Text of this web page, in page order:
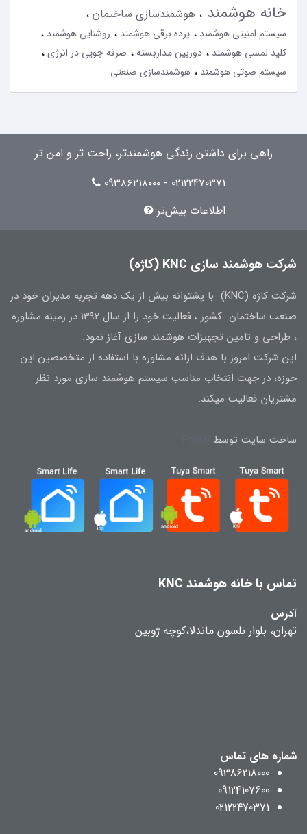
خانه هوشمند هوشمندسازی ساختمان
سیستم امنیتی هوشمند پرده برقی هوشمند
روشنایی هوشمند
کلید لمسی هوشمند
دوربین مداربسته
صرفه جویی در انرژی
سیستم صوتی هوشمند
هوشمندسازی صنعتی
راهی برای داشتن زندگی هوشمندتر، راحت تر و امن تر
02122470371 - 09۳۸۶۲۱۸۰۰۰
اطلاعات بیش‌تر
شرکت هوشمند سازی KNC (کاژه)
شرکت کاژه (KNC) با پشتوانه بیش از یک دهه تجربه مدیران خود در
صنعت ساختمان کشور ، فعالیت خود را از سال 1392 در زمینه مشاوره
، طراحی و تامین تجهیزات هوشمند سازی آغاز نمود.
این شرکت امروز با هدف ارائه مشاوره با استفاده از متخصصین این
حوزه، در جهت انتخاب مناسب سیستم هوشمند سازی مورد نظر
مشتریان فعالیت میکند.
ساخت سایت توسط
تماس با خانه هوشمند KNC
آدرس
تهران، بلوار نلسون ماندلا،کوچه ژوبین
شماره های تماس
09386218000
09124107600
02122470371